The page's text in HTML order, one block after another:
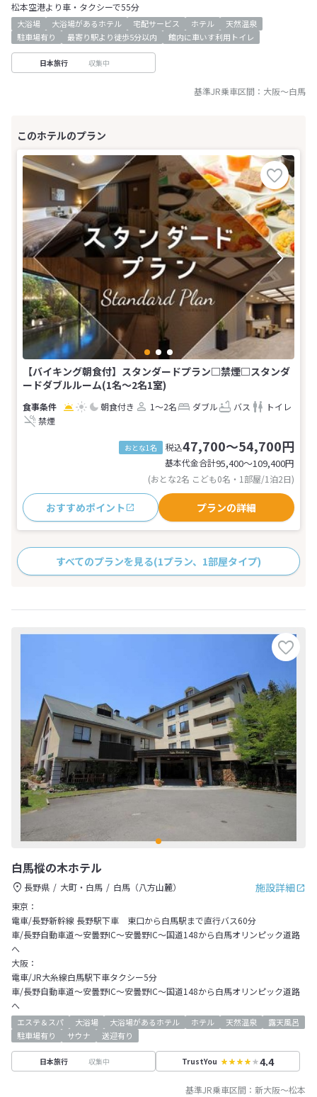
松本空港より車・タクシーで55分
大浴場 大浴場があるホテル 宅配サービス ホテル
天然温泉
駐車場有り
最寄り駅より徒歩5分以内 館内に車いす利用トイレ
日本旅行 収集中
基準JR乗車区間： 大阪～白馬
【バイキング朝食付】スタンダードプラン□禁煙□スタンダ
ードダブルルーム(1名～2名1室)
朝食付き 1～2名 ダブル バス
トイレ
禁煙
おとな1名 税込47,700～54,700円
基本代金合計95,400〜109,400円
(おとな2名 こども0名・1部屋/1泊2日)
おすすめポイント プランの詳細
すべてのプランを見る(1プラン、1部屋タイプ)
白馬樅の木ホテル
施設詳細
長野県 大町・白馬
白馬（八方山麓）
東京：
電車/長野新幹線 長野駅下車 東口から白馬駅まで直行バス60分
車/長野自動車道～安曇野IC～安曇野IC～国道148から白馬オリンピック道路
へ
大阪：
電車/JR大糸線白馬駅下車タクシー5分
車/長野自動車道～安曇野IC～安曇野IC～国道148から白馬オリンピック道路
へ
エステ＆スパ 大浴場 大浴場があるホテル ホテル 天然温泉
露天風呂
駐車場有り
サウナ 送迎有り
日本旅行 収集中 TrustYou 4.4
基準JR乗車区間： 新大阪～松本